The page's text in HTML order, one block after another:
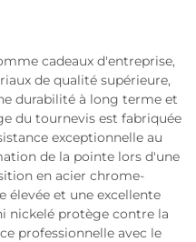
cadeaux d'entreprise,
de qualité supérieure,
durabilité à long terme et
du tournevis est fabriquée
exceptionnelle au
de la pointe lors d'une
en acier chrome-
élevée et une excellente
nickelé protège contre la
professionnelle avec le